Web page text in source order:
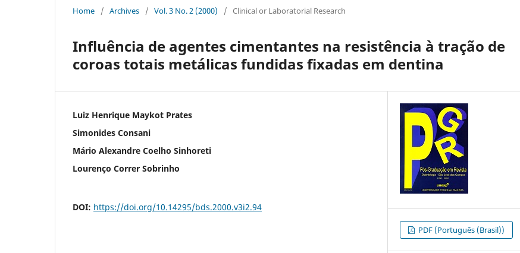
Home / Archives / Vol. 3 No. 2 (2000) / Clinical or Laboratorial Research
Influência de agentes cimentantes na resistência à tração de
coroas totais metálicas fundidas fixadas em dentina
Luiz Henrique Maykot Prates
Simonides Consani
Mário Alexandre Coelho Sinhoreti
Lourenço Correr Sobrinho
DOI: https://doi.org/10.14295/bds.2000.v3i2.94
PDF (Português (Brasil))